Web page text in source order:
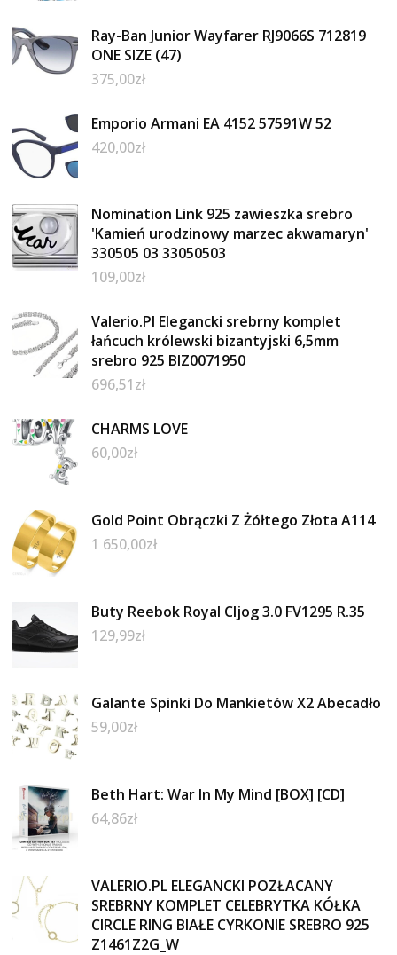
Ray-Ban Junior Wayfarer RJ9066S 712819
ONE SIZE (47)
375,00zł
Emporio Armani EA 4152 57591W 52
420,00zł
Nomination Link 925 zawieszka srebro
'Kamień urodzinowy marzec akwamaryn'
330505 03 33050503
109,00zł
Valerio.Pl Elegancki srebrny komplet
łańcuch królewski bizantyjski 6,5mm
srebro 925 BIZ0071950
696,51zł
CHARMS LOVE
60,00zł
Gold Point Obrączki Z Żółtego Złota A114
1 650,00zł
Buty Reebok Royal Cljog 3.0 FV1295 R.35
129,99zł
Galante Spinki Do Mankietów X2 Abecadło
59,00zł
Beth Hart: War In My Mind [BOX] [CD]
64,86zł
VALERIO.PL ELEGANCKI POZŁACANY
SREBRNY KOMPLET CELEBRYTKA KÓŁKA
CIRCLE RING BIAŁE CYRKONIE SREBRO 925
Z1461Z2G_W